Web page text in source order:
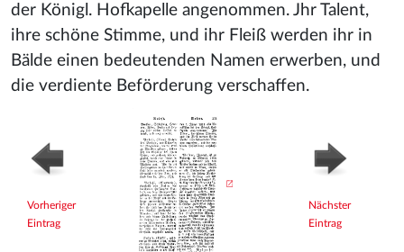
der Königl. Hofkapelle angenommen. Jhr Talent,
ihre schöne Stimme, und ihr Fleiß werden ihr in
Bälde einen bedeutenden Namen erwerben, und
die verdiente Beförderung verschaffen.
Vorheriger
Eintrag
Nächster
Eintrag